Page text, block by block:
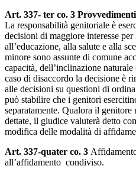
Art. 337- ter co. 3
La responsabilità genitoriale è
decisioni di maggiore interesse
all’educazione, alla salute e alla
minore sono assunte di comune
capacità, dell’inclinazione
caso di disaccordo la decisione è
alle decisioni su questioni di
può stabilire che i genitori
separatamente. Qualora il
dettate, il giudice valuterà detto
modifica delle modalità di
Art. 337-quater co. 3
all’affidamento condiviso.